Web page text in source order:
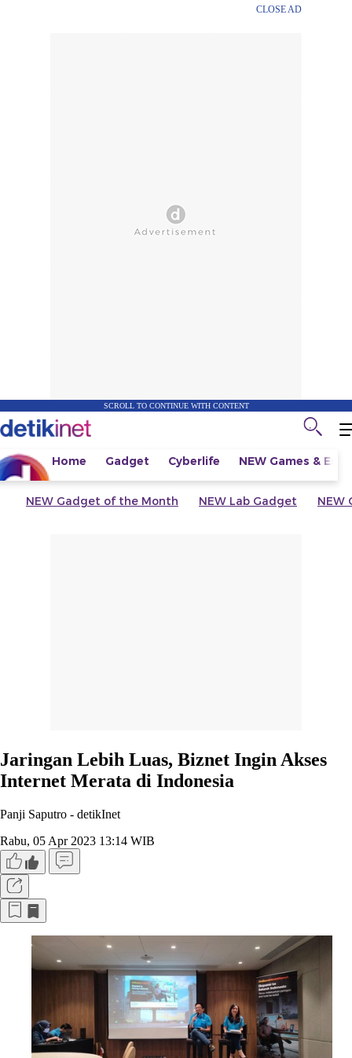
CLOSE AD
SCROLL TO CONTINUE WITH CONTENT
Home Gadget Cyberlife NEW Games &
NEW Gadget of the Month NEW Lab Gadget NEW
Jaringan Lebih Luas, Biznet Ingin Akses
Internet Merata di Indonesia
Panji Saputro - detikInet
Rabu, 05 Apr 2023 13:14 WIB